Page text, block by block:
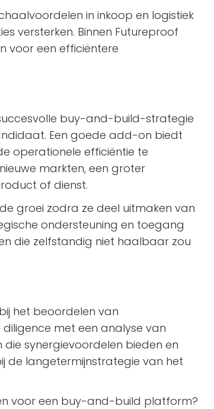
in inkoop en logistiek
versterken. Binnen Futureproof
voor een efficiëntere
buy-and-build-strategie
Een goede add-on biedt
operationele efficiëntie te
markten, een groter
of dienst.
groei zodra ze deel uitmaken van
ondersteuning en toegang
die zelfstandig niet haalbaar zou
het beoordelen van
met een analyse van
synergievoordelen bieden en
de langetermijnstrategie van het
voor een buy-and-build platform?